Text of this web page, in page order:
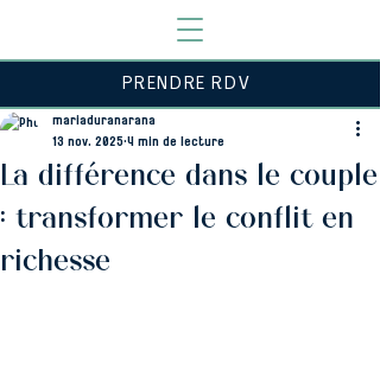
PRENDRE RDV
La différence dans le couple
: transformer le conflit en
richesse
mariaduranarana
13 nov. 2025 4 min de lecture